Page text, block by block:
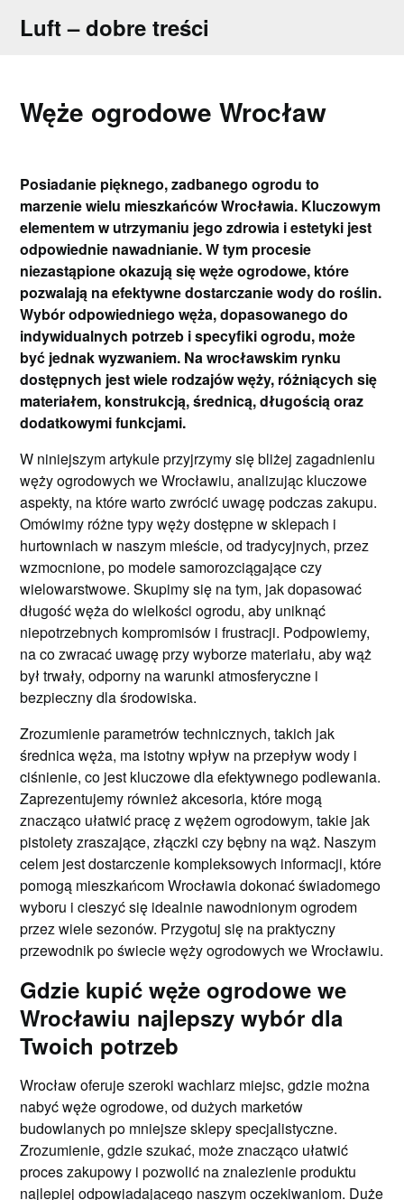
Luft – dobre treści
Węże ogrodowe Wrocław
Posiadanie pięknego, zadbanego ogrodu to
marzenie wielu mieszkańców Wrocławia. Kluczowym
elementem w utrzymaniu jego zdrowia i estetyki jest
odpowiednie nawadnianie. W tym procesie
niezastąpione okazują się węże ogrodowe, które
pozwalają na efektywne dostarczanie wody do roślin.
Wybór odpowiedniego węża, dopasowanego do
indywidualnych potrzeb i specyfiki ogrodu, może
być jednak wyzwaniem. Na wrocławskim rynku
dostępnych jest wiele rodzajów węży, różniących się
materiałem, konstrukcją, średnicą, długością oraz
dodatkowymi funkcjami.
W niniejszym artykule przyjrzymy się bliżej zagadnieniu
węży ogrodowych we Wrocławiu, analizując kluczowe
aspekty, na które warto zwrócić uwagę podczas zakupu.
Omówimy różne typy węży dostępne w sklepach i
hurtowniach w naszym mieście, od tradycyjnych, przez
wzmocnione, po modele samorozciągające czy
wielowarstwowe. Skupimy się na tym, jak dopasować
długość węża do wielkości ogrodu, aby uniknąć
niepotrzebnych kompromisów i frustracji. Podpowiemy,
na co zwracać uwagę przy wyborze materiału, aby wąż
był trwały, odporny na warunki atmosferyczne i
bezpieczny dla środowiska.
Zrozumienie parametrów technicznych, takich jak
średnica węża, ma istotny wpływ na przepływ wody i
ciśnienie, co jest kluczowe dla efektywnego podlewania.
Zaprezentujemy również akcesoria, które mogą
znacząco ułatwić pracę z wężem ogrodowym, takie jak
pistolety zraszające, złączki czy bębny na wąż. Naszym
celem jest dostarczenie kompleksowych informacji, które
pomogą mieszkańcom Wrocławia dokonać świadomego
wyboru i cieszyć się idealnie nawodnionym ogrodem
przez wiele sezonów. Przygotuj się na praktyczny
przewodnik po świecie węży ogrodowych we Wrocławiu.
Gdzie kupić węże ogrodowe we
Wrocławiu najlepszy wybór dla
Twoich potrzeb
Wrocław oferuje szeroki wachlarz miejsc, gdzie można
nabyć węże ogrodowe, od dużych marketów
budowlanych po mniejsze sklepy specjalistyczne.
Zrozumienie, gdzie szukać, może znacząco ułatwić
proces zakupowy i pozwolić na znalezienie produktu
najlepiej odpowiadającego naszym oczekiwaniom. Duże